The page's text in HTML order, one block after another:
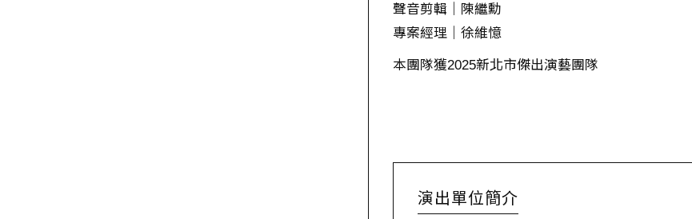
聲音剪輯｜陳繼勳
專案經理｜徐維憶
本團隊獲2025新北市傑出演藝團隊
演出單位簡介